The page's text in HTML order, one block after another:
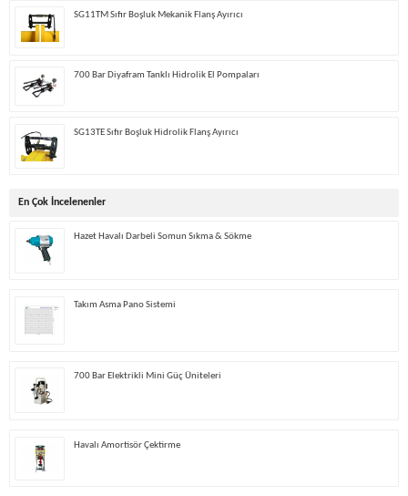
SG11TM Sıfır Boşluk Mekanik Flanş Ayırıcı
700 Bar Diyafram Tanklı Hidrolik El Pompaları
SG13TE Sıfır Boşluk Hidrolik Flanş Ayırıcı
En Çok İncelenenler
Hazet Havalı Darbeli Somun Sıkma & Sökme
Takım Asma Pano Sistemi
700 Bar Elektrikli Mini Güç Üniteleri
Havalı Amortisör Çektirme